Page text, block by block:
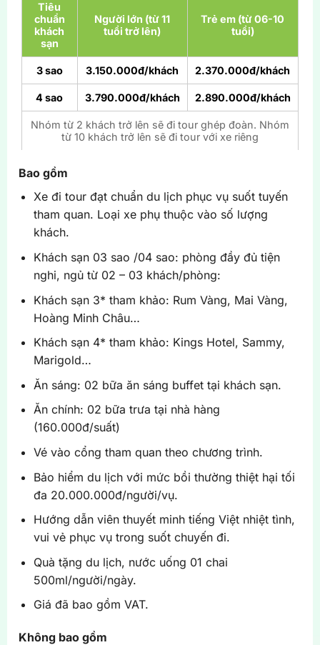
Tiêu
chuẩn
khách
sạn
Người lớn (từ 11
tuổi trở lên)
Trẻ em (từ 06-10
tuổi)
3 sao 3.150.000đ/khách 2.370.000đ/khách
4 sao 3.790.000đ/khách 2.890.000đ/khách
Nhóm từ 2 khách trở lên sẽ đi tour ghép đoàn. Nhóm
từ 10 khách trở lên sẽ đi tour với xe riêng
Bao gồm
Xe đi tour đạt chuẩn du lịch phục vụ suốt tuyến
tham quan. Loại xe phụ thuộc vào số lượng
khách.
Khách sạn 03 sao /04 sao: phòng đầy đủ tiện
nghi, ngủ từ 02 – 03 khách/phòng:
Khách sạn 3* tham khảo: Rum Vàng, Mai Vàng,
Hoàng Minh Châu…
Khách sạn 4* tham khảo: Kings Hotel, Sammy,
Marigold…
Ăn sáng: 02 bữa ăn sáng buffet tại khách sạn.
Ăn chính: 02 bữa trưa tại nhà hàng
(160.000đ/suất)
Vé vào cổng tham quan theo chương trình.
Bảo hiểm du lịch với mức bồi thường thiệt hại tối
đa 20.000.000đ/người/vụ.
Hướng dẫn viên thuyết minh tiếng Việt nhiệt tình,
vui vẻ phục vụ trong suốt chuyến đi.
Quà tặng du lịch, nước uống 01 chai
500ml/người/ngày.
Giá đã bao gồm VAT.
Không bao gồm